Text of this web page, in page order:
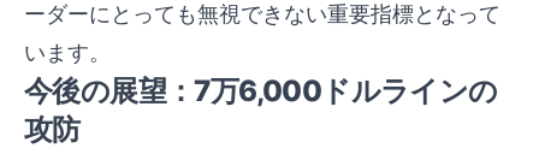
ーダーにとっても無視できない重要指標となって
います。
今後の展望：7万6,000ドルラインの
攻防